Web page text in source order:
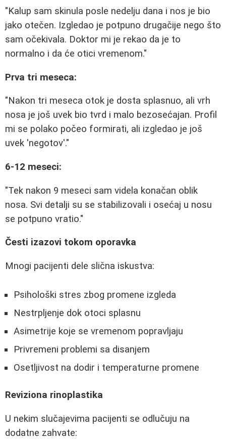
"Kalup sam skinula posle nedelju dana i nos je bio
jako otečen. Izgledao je potpuno drugačije nego što
sam očekivala. Doktor mi je rekao da je to
normalno i da će otici vremenom."
Prva tri meseca:
"Nakon tri meseca otok je dosta splasnuo, ali vrh
nosa je još uvek bio tvrd i malo bezosećajan. Profil
mi se polako počeo formirati, ali izgledao je još
uvek 'negotov'."
6-12 meseci:
"Tek nakon 9 meseci sam videla konačan oblik
nosa. Svi detalji su se stabilizovali i osećaj u nosu
se potpuno vratio."
Česti izazovi tokom oporavka
Mnogi pacijenti dele slična iskustva:
Psihološki stres zbog promene izgleda
Nestrpljenje dok otoci splasnu
Asimetrije koje se vremenom popravljaju
Privremeni problemi sa disanjem
Osetljivost na dodir i temperaturne promene
Reviziona rinoplastika
U nekim slučajevima pacijenti se odlučuju na
dodatne zahvate: